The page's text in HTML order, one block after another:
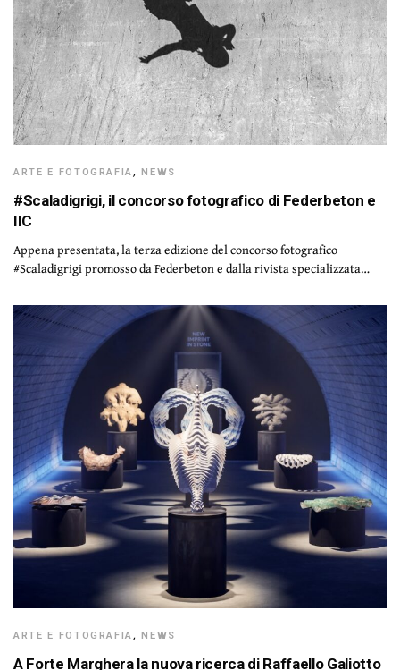
ARTE E FOTOGRAFIA,NEWS
#Scaladigrigi, il concorso fotografico di Federbeton e
IIC
Appena presentata, la terza edizione del concorso fotografico
#Scaladigrigi promosso da Federbeton e dalla rivista specializzata…
ARTE E FOTOGRAFIA,NEWS
A Forte Marghera la nuova ricerca di Raffaello Galiotto